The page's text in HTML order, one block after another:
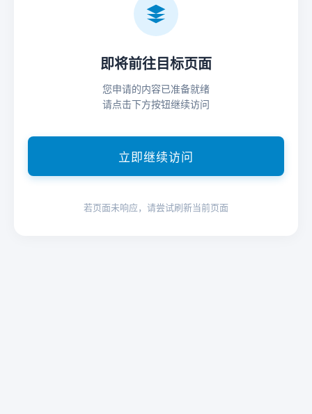
即将前往目标页面
您申请的内容已准备就绪
请点击下方按钮继续访问
立即继续访问
若页面未响应，请尝试刷新当前页面